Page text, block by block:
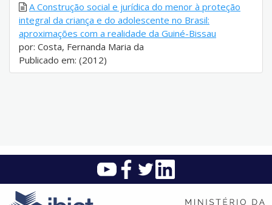
A Construção social e jurídica do menor à proteção
integral da criança e do adolescente no Brasil:
aproximações com a realidade da Guiné-Bissau
por: Costa, Fernanda Maria da
Publicado em: (2012)